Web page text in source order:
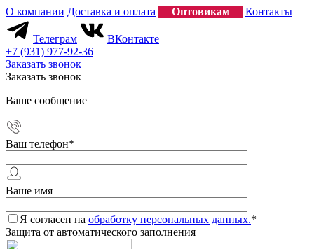
О компании Доставка и оплата Оптовикам Контакты
Телеграм
ВКонтакте
+7 (931) 977-92-36
Заказать звонок
Заказать звонок
Ваше сообщение
Ваш телефон*
Ваше имя
Я согласен на обработку персональных данных.*
Защита от автоматического заполнения